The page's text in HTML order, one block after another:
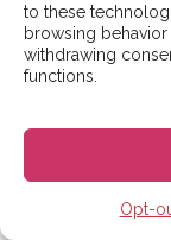
to these
browsing
withdrawing
functions.
Opt-
고고에
문